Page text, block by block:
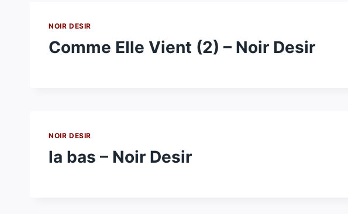
NOIR DESIR
Comme Elle Vient (2) – Noir Desir
NOIR DESIR
la bas – Noir Desir